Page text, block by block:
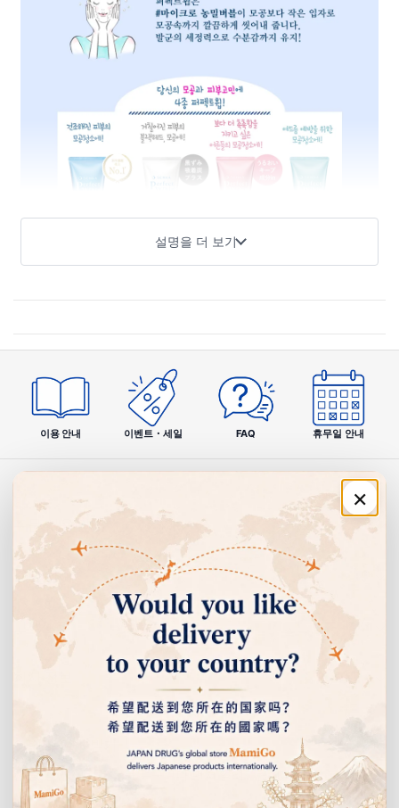
설명을 더 보기
이용 안내 이벤트・세일 FAQ 휴무일 안내
×
주문·이용 안내
쇼핑 안내
고객센터
선물, 할인 이벤트 등을 누구보다 먼저 알려드립니다.